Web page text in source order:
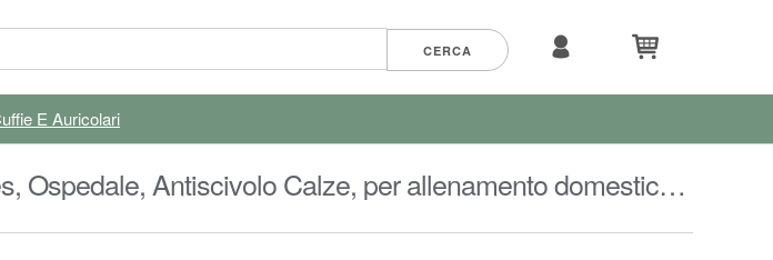
E Auricolari
Ospedale, Antiscivolo Calze, per allenamento domestico,